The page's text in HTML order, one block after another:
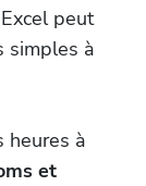
peut
simples à
heures à
et